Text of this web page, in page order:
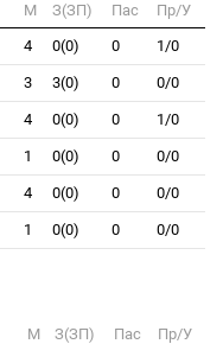
M З(ЗП) Пас
Пр/У
4 0(0) 0 1/0
3 3(0) 0 0/0
4 0(0) 0 1/0
1 0(0) 0 0/0
4 0(0) 0 0/0
1 0(0) 0 0/0
M З(ЗП) Пас
Пр/У